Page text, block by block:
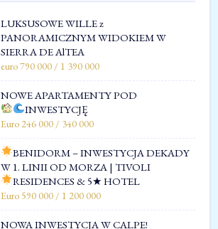
LUKSUSOWE WILLE z
PANORAMICZNYM WIDOKIEM W
SIERRA DE AlTEA
euro 790 000 / 1 390 000
NOWE APARTAMENTY POD
INWESTYCJĘ
Euro 246 000 / 340 000
BENIDORM – INWESTYCJA DEKADY
W 1. LINII OD MORZA | TIVOLI
RESIDENCES & 5★ HOTEL
Euro 590 000 / 1 200 000
NOWA INWESTYCJA W CALPE!